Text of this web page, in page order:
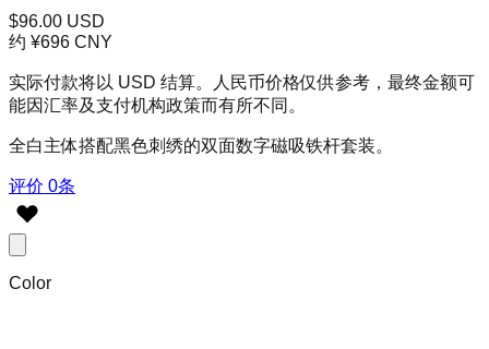
$96.00 USD
约 ¥696 CNY
实际付款将以 USD 结算。人民币价格仅供参考，最终金额可
能因汇率及支付机构政策而有所不同。
全白主体搭配黑色刺绣的双面数字磁吸铁杆套装。
评价 0条
Color